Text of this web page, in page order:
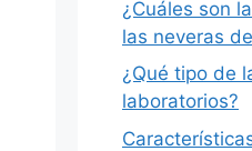
¿Cuáles son
las neveras
¿Qué tipo de
laboratorios?